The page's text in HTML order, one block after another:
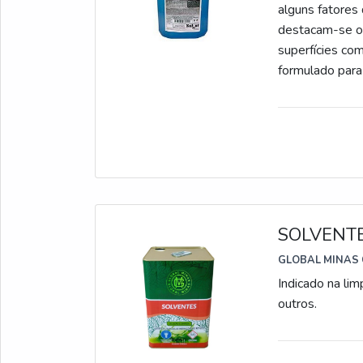
alguns fatores
destacam-se
superfícies
formulado
cloro. MAIS
Através
diversas
QUALIDADE
distribuição de
ponta para
GLOBAL MINAS
Indicado na
outros.